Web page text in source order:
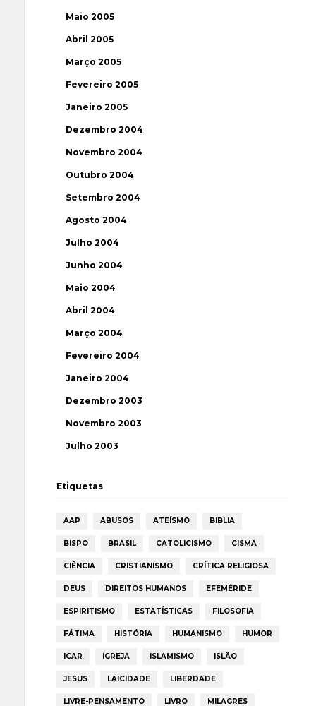
Maio 2005
Abril 2005
Março 2005
Fevereiro 2005
Janeiro 2005
Dezembro 2004
Novembro 2004
Outubro 2004
Setembro 2004
Agosto 2004
Julho 2004
Junho 2004
Maio 2004
Abril 2004
Março 2004
Fevereiro 2004
Janeiro 2004
Dezembro 2003
Novembro 2003
Julho 2003
Etiquetas
AAP ABUSOS ATEÍSMO BIBLIA
BISPO BRASIL CATOLICISMO CISMA
CIÊNCIA CRISTIANISMO CRÍTICA RELIGIOSA
DEUS DIREITOS HUMANOS EFEMÉRIDE
ESPIRITISMO ESTATÍSTICAS FILOSOFIA
FÁTIMA HISTÓRIA HUMANISMO HUMOR
ICAR IGREJA ISLAMISMO ISLÃO
JESUS LAICIDADE LIBERDADE
LIVRE-PENSAMENTO LIVRO MILAGRES